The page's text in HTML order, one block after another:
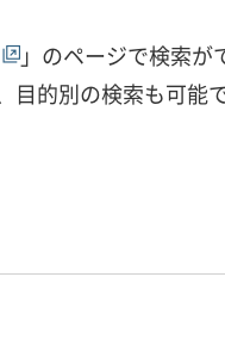
」のページで検索が
的別の検索も可能で